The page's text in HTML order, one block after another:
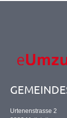
Urtenenstrasse 2